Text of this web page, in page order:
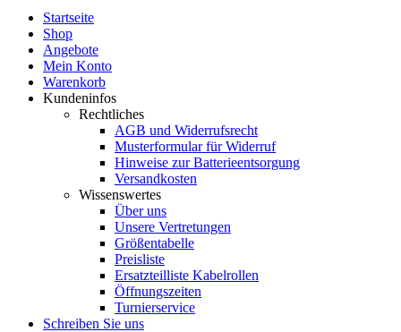
Startseite
Shop
Angebote
Mein Konto
Warenkorb
Kundeninfos
Rechtliches
AGB und Widerrufsrecht
Musterformular für Widerruf
Hinweise zur Batterieentsorgung
Versandkosten
Wissenswertes
Über uns
Unsere Vertretungen
Größentabelle
Preisliste
Ersatzteilliste Kabelrollen
Öffnungszeiten
Turnierservice
Schreiben Sie uns